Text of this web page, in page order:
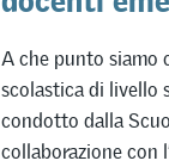
A che punto siamo
scolastica di livello
condotto dalla
collaborazione con